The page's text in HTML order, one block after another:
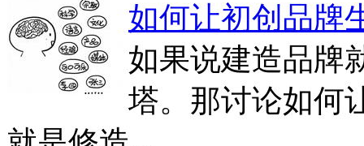
如何让初创品牌
如果说建造品牌
塔。那讨论如何